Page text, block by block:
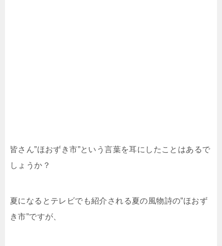
皆さん”ほおずき市”という言葉を耳にしたことはあるで
しょうか？
夏になるとテレビでも紹介される夏の風物詩の”ほおず
き市”ですが、